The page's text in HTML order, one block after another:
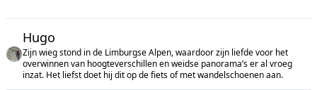
Hugo
Zijn wieg stond in de Limburgse Alpen, waardoor zijn liefde voor het
overwinnen van hoogteverschillen en weidse panorama’s er al vroeg
inzat. Het liefst doet hij dit op de fiets of met wandelschoenen aan.